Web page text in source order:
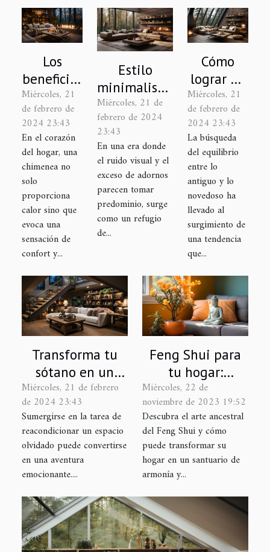
Los
beneficios
de tener
una
chimenea
en casa
Miércoles, 21
de febrero de
2024 23:43
En el corazón
del hogar, una
chimenea no
solo
proporciona
calor sino que
evoca una
sensación de
confort y...
Estilo
minimalista:
la nueva
tendencia
decoración
de
interiores
Miércoles, 21 de
febrero de 2024
23:43
En una era donde
el ruido visual y el
exceso de adornos
parecen tomar
predominio, surge
como un refugio
de...
Cómo
lograr un
estilo
rústico
moderno
en tu
hogar
Miércoles, 21
de febrero de
2024 23:43
La búsqueda
del equilibrio
entre lo
antiguo y lo
novedoso ha
llevado al
surgimiento de
una tendencia
que...
Transforma tu
sótano en un
refugio acogedor
Miércoles, 21 de febrero
de 2024 23:43
Sumergirse en la tarea de
reacondicionar un espacio
olvidado puede convertirse
en una aventura
emocionante....
Feng Shui para
tu hogar:
armonía y
bienestar
Miércoles, 22 de
noviembre de 2023 19:52
Descubra el arte ancestral
del Feng Shui y cómo
puede transformar su
hogar en un santuario de
armonía y...